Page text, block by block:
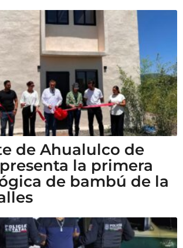
de Ahualulco de
la primera
de bambú de la